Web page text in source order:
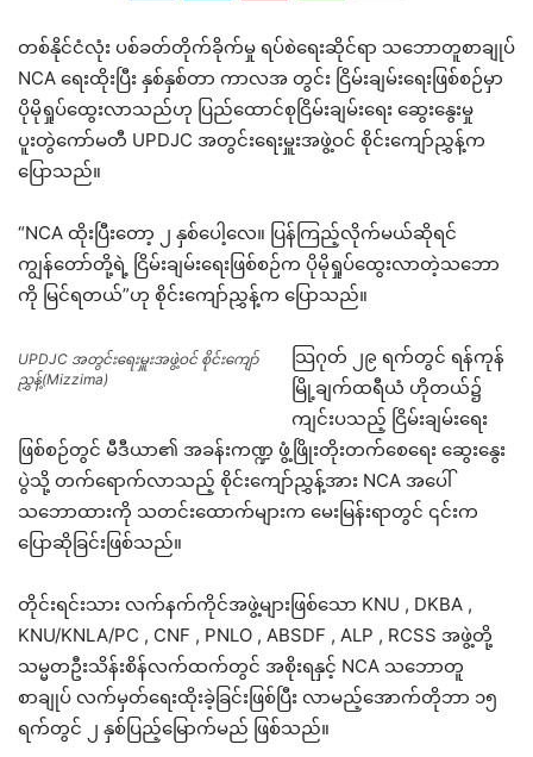
တစ်နိုင်ငံလုံး ပစ်ခတ်တိုက်ခိုက်မှု ရပ်စဲရေးဆိုင်ရာ သဘောတူစာချုပ်
NCA ရေးထိုးပြီး နှစ်နှစ်တာ ကာလအ တွင်း ငြိမ်းချမ်းရေးဖြစ်စဉ်မှာ
ပိုမိုရှုပ်ထွေးလာသည်ဟု ပြည်ထောင်စုငြိမ်းချမ်းရေး ဆွေးနွေးမှု
ပူးတွဲကော်မတီ UPDJC အတွင်းရေးမှူးအဖွဲ့ဝင် စိုင်းကျော်ညွှန့်က
ပြောသည်။
“NCA ထိုးပြီးတော့ ၂ နှစ်ပေါ့လေ။ ပြန်ကြည့်လိုက်မယ်ဆိုရင်
ကျွန်တော်တို့ရဲ့ ငြိမ်းချမ်းရေးဖြစ်စဉ်က ပိုမိုရှုပ်ထွေးလာတဲ့သဘော
ကို မြင်ရတယ်”ဟု စိုင်းကျော်ညွှန့်က ပြောသည်။
UPDJC အတွင်းရေးမှူးအဖွဲ့ဝင် စိုင်းကျော်
ညွှန့်(Mizzima)
သြဂုတ် ၂၉ ရက်တွင် ရန်ကုန်
မြို့ချက်ထရီယံ ဟိုတယ်၌
ကျင်းပသည့် ငြိမ်းချမ်းရေး
ဖြစ်စဉ်တွင် မီဒီယာ၏ အခန်းကဏ္ဍ ဖွံ့ဖြိုးတိုးတက်စေရေး ဆွေးနွေး
ပွဲသို့ တက်ရောက်လာသည့် စိုင်းကျော်ညွှန့်အား NCA အပေါ်
သဘောထားကို သတင်းထောက်များက မေးမြန်းရာတွင် ၎င်းက
ပြောဆိုခြင်းဖြစ်သည်။
တိုင်းရင်းသား လက်နက်ကိုင်အဖွဲ့များဖြစ်သော KNU , DKBA ,
KNU/KNLA/PC , CNF , PNLO , ABSDF , ALP , RCSS အဖွဲ့တို့
သမ္မတဦးသိန်းစိန်လက်ထက်တွင် အစိုးရနှင့် NCA သဘောတူ
စာချုပ် လက်မှတ်ရေးထိုးခဲ့ခြင်းဖြစ်ပြီး လာမည့်အောက်တိုဘာ ၁၅
ရက်တွင် ၂ နှစ်ပြည့်မြောက်မည် ဖြစ်သည်။